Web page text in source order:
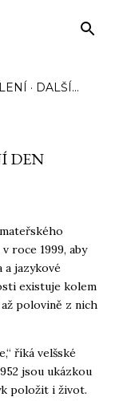
DALŠÍ…
DEN
roce 1999, aby
jazykové
existuje kolem
polovině z nich
říká velšské
jsou ukázkou
položit i život.